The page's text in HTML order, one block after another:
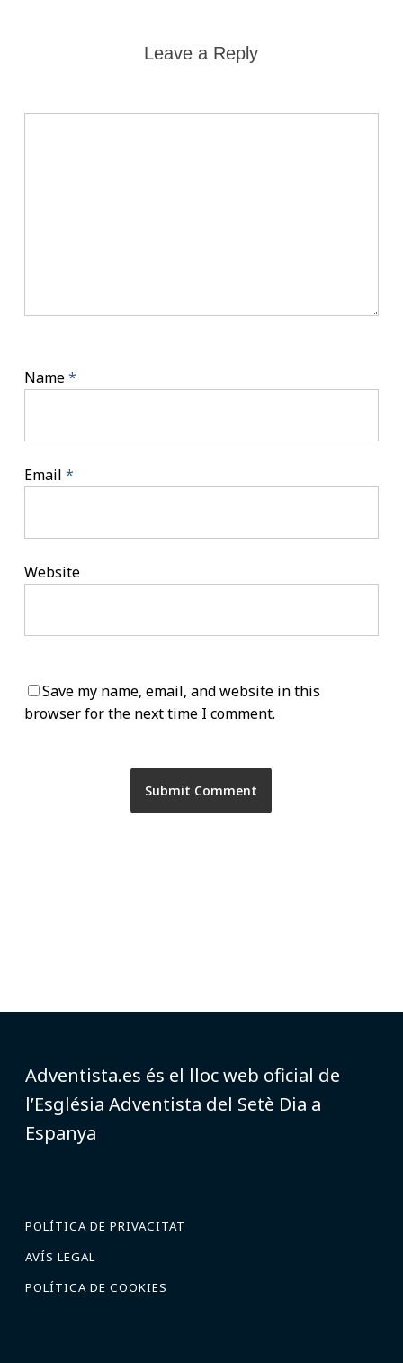
Leave a Reply
Name*
Email *
Website
Save my name, email, and website in this
browser for the next time I comment.
Adventista.es és el lloc web oficial de
l’Església Adventista del Setè Dia a
Espanya
POLÍTICA DE PRIVACITAT
AVÍS LEGAL
POLÍTICA DE COOKIES